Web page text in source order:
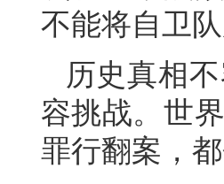
不能将自卫
历史真相
容挑战。世
罪行翻案，